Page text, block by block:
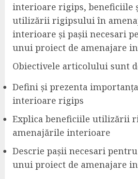
interioare rigips, beneficiile
utilizării rigipsului în
interioare și pașii necesari
unui proiect de amenajare
Obiectivele articolului sunt
Defini și prezenta
interioare rigips
Explica beneficiile utilizării
amenajările interioare
Descrie pașii necesari
unui proiect de amenajare